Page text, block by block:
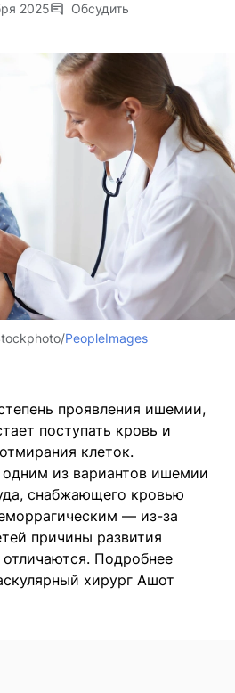
2025 Обсудить
PeopleImages
проявления ишемии,
поступать кровь и
клеток.
из вариантов ишемии
снабжающего кровью
— из-за
причины развития
Подробнее
хирург Ашот